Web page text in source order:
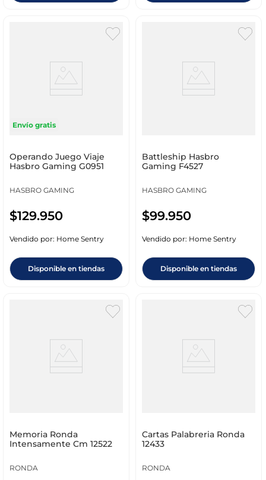
Envío gratis
Operando Juego Viaje
Hasbro Gaming G0951
HASBRO GAMING
$129.950
Vendido por: Home Sentry
Disponible en tiendas
Battleship Hasbro
Gaming F4527
HASBRO GAMING
$99.950
Vendido por: Home Sentry
Disponible en tiendas
Memoria Ronda
Intensamente Cm 12522
RONDA
Cartas Palabreria Ronda
12433
RONDA